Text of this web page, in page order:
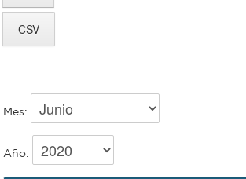
Recarga
SUBE
Mes:
Año: